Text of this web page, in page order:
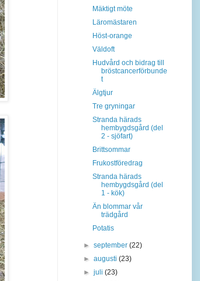
Mäktigt möte
Läromästaren
Höst-orange
Väldoft
Hudvård och bidrag till
bröstcancerförbunde
t
Älgtjur
Tre gryningar
Stranda härads
hembygdsgård (del
2 - sjöfart)
Brittsommar
Frukostföredrag
Stranda härads
hembygdsgård (del
1 - kök)
Än blommar vår
trädgård
Potatis
►september(22)
►augusti(23)
►juli(23)